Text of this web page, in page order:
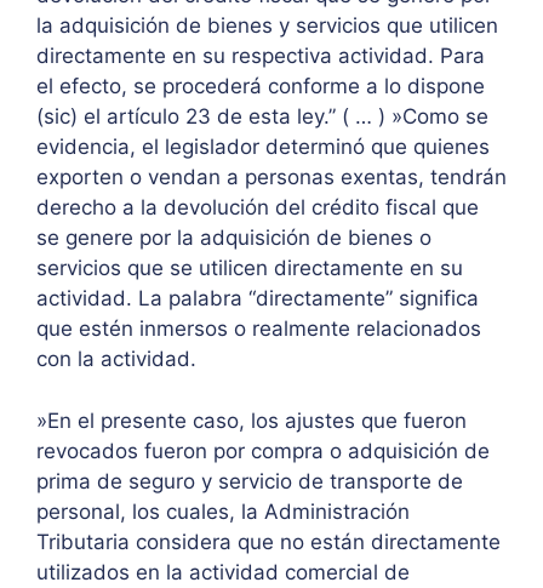
la adquisición de bienes y servicios que utilicen
directamente en su respectiva actividad. Para
el efecto, se procederá conforme a lo dispone
(sic) el artículo 23 de esta ley.” ( … ) »Como se
evidencia, el legislador determinó que quienes
exporten o vendan a personas exentas, tendrán
derecho a la devolución del crédito fiscal que
se genere por la adquisición de bienes o
servicios que se utilicen directamente en su
actividad. La palabra “directamente” significa
que estén inmersos o realmente relacionados
con la actividad.
»En el presente caso, los ajustes que fueron
revocados fueron por compra o adquisición de
prima de seguro y servicio de transporte de
personal, los cuales, la Administración
Tributaria considera que no están directamente
utilizados en la actividad comercial de